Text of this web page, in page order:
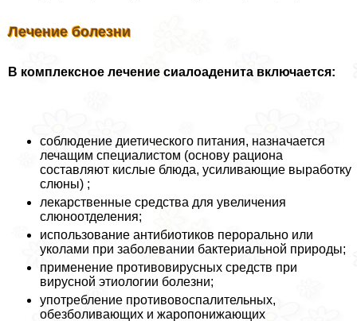
Лечение болезни
В комплексное лечение сиалоаденита включается:
соблюдение диетического питания, назначается
лечащим специалистом (основу рациона
составляют кислые блюда, усиливающие выработку
слюны) ;
лекарственные средства для увеличения
слюноотделения;
использование антибиотиков перopaльно или
уколами при заболевании бактериальной природы;
применение противовирусных средств при
вирусной этиологии болезни;
употрeбление противовоспалительных,
обезболивающих и жаропонижающих